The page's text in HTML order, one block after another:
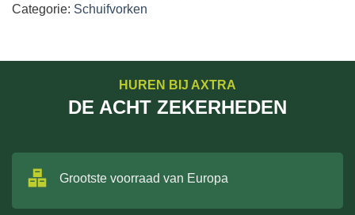
Categorie: Schuifvorken
HUREN BIJ AXTRA
DE ACHT ZEKERHEDEN
Grootste voorraad van Europa